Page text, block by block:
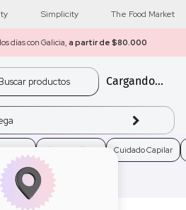
Simplicity The Food Market
días con Galicia, a partir de $80.000
Cargando...
Electro Belleza Cuidado Capilar